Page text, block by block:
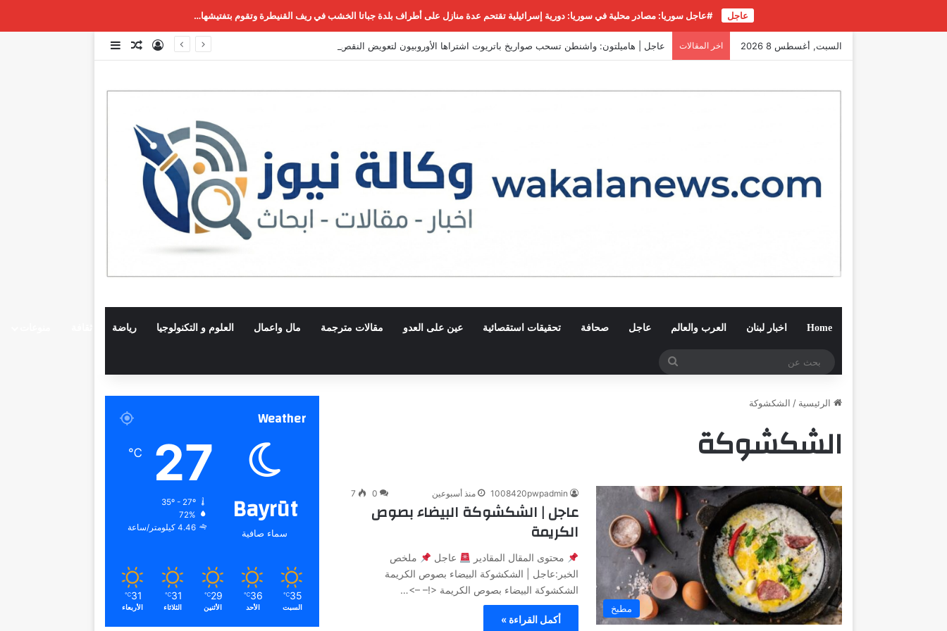
عاجل #عاجل سوريا: مصادر محلية في سوريا: دورية إسرائيلية تقتحم عدة منازل على أطراف بلدة جباتا الخشب في ريف القنيطرة وتقوم بتفتيشها…
السبت, أغسطس 8 2026 اخر المقالات عاجل | هاميلتون: واشنطن تسحب صواريخ باتريوت اشتراها الأوروبيون لتعويض النقص في مخزونها تسجيل الدخول
مقال عشوائي
إضافة عمود جانبي
Home اخبار لبنان العرب والعالم عاجل صحافة تحقيقات استقصائية عين على العدو مقالات مترجمة مال واعمال العلوم و التكنولوجيا رياضة
الرئيسية / الشكشوكة
الشكشوكة
مطبخ
1008420pwpadmin منذ أسبوعين 0
7
عاجل | الشكشوكة البيضاء بصوص
الكريمة
محتوى المقال المقادير عاجل
ملخص
الخبر:عاجل | الشكشوكة البيضاء بصوص الكريمة
الشكشوكة البيضاء بصوص الكريمة <!– –>…
أكمل القراءة »
Weather
Bayrūt
سماء صافية
27
℃
35º - 27º
72%
4.46 كيلومتر/ساعة
35
℃
السبت
36
℃
الأحد
29
℃
الأثنين
31
℃
الثلاثاء
31
℃
الأربعاء